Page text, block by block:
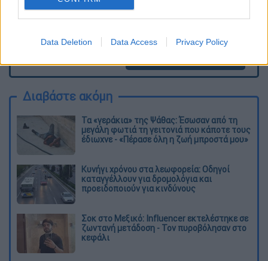
Data Deletion Data Access Privacy Policy
Διαβάστε ακόμη
Τα «γεράκια» της Ψάθας: Έσωσαν από τη
μεγάλη φωτιά τη γειτονιά που κάποτε τους
έδιωχνε - «Πέρασε όλη η ζωή μπροστά μου»
Κυνήγι χρόνου στα λεωφορεία: Οδηγοί
καταγγέλλουν για δρομολόγια και
προειδοποιούν για κινδύνους
Σοκ στο Μεξικό: Influencer εκτελέστηκε σε
ζωντανή μετάδοση - Τον πυροβόλησαν στο
κεφάλι